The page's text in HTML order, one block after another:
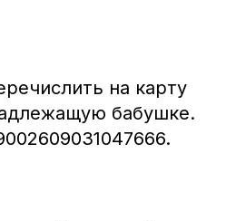
на карту
бабушке.